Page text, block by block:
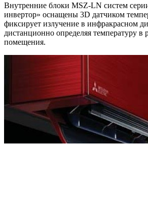
Внутренние блоки MSZ-LN систем
инвертор» оснащены 3D датчиком
фиксирует излучение в инфракрасном
дистанционно определяя температуру в
помещения.